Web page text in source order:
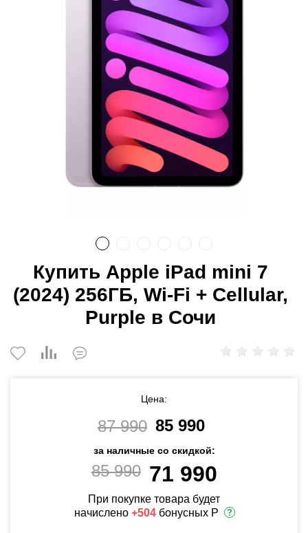
Купить Apple iPad mini 7
(2024) 256ГБ, Wi-Fi + Cellular,
Purple в Сочи
Цена:
87 990 85 990
за наличные со скидкой:
85 990 71 990
При покупке товара будет
начислено +504 бонусных Р